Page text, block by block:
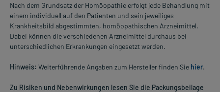
Nach dem Grundsatz der Homöopathie erfolgt jede Behandlung mit
einem individuell auf den Patienten und sein jeweiliges
Krankheitsbild abgestimmten, homöopathischen Arzneimittel.
Dabei können die verschiedenen Arzneimittel durchaus bei
unterschiedlichen Erkrankungen eingesetzt werden.
Hinweis: Weiterführende Angaben zum Hersteller finden Sie hier.
Zu Risiken und Nebenwirkungen lesen Sie die Packungsbeilage